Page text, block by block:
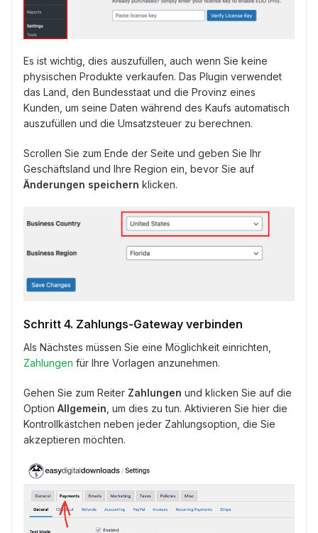
Es ist wichtig, dies auszufüllen, auch wenn Sie keine
physischen Produkte verkaufen. Das Plugin verwendet
das Land, den Bundesstaat und die Provinz eines
Kunden, um seine Daten während des Kaufs automatisch
auszufüllen und die Umsatzsteuer zu berechnen.
Scrollen Sie zum Ende der Seite und geben Sie Ihr
Geschäftsland und Ihre Region ein, bevor Sie auf
Änderungen speichern klicken.
Schritt 4. Zahlungs-Gateway verbinden
Als Nächstes müssen Sie eine Möglichkeit einrichten,
Zahlungen für Ihre Vorlagen anzunehmen.
Gehen Sie zum Reiter Zahlungen und klicken Sie auf die
Option Allgemein , um dies zu tun. Aktivieren Sie hier die
Kontrollkästchen neben jeder Zahlungsoption, die Sie
akzeptieren möchten.